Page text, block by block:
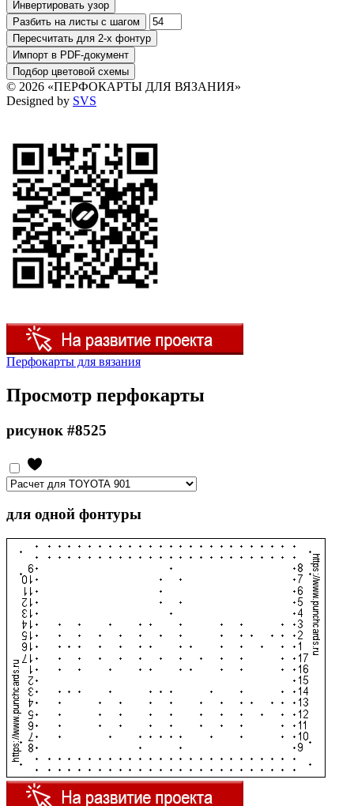
© 2026 «ПЕРФОКАРТЫ ДЛЯ ВЯЗАНИЯ»
Designed by SVS
Перфокарты для вязания
Просмотр перфокарты
рисунок #8525
для одной фонтуры